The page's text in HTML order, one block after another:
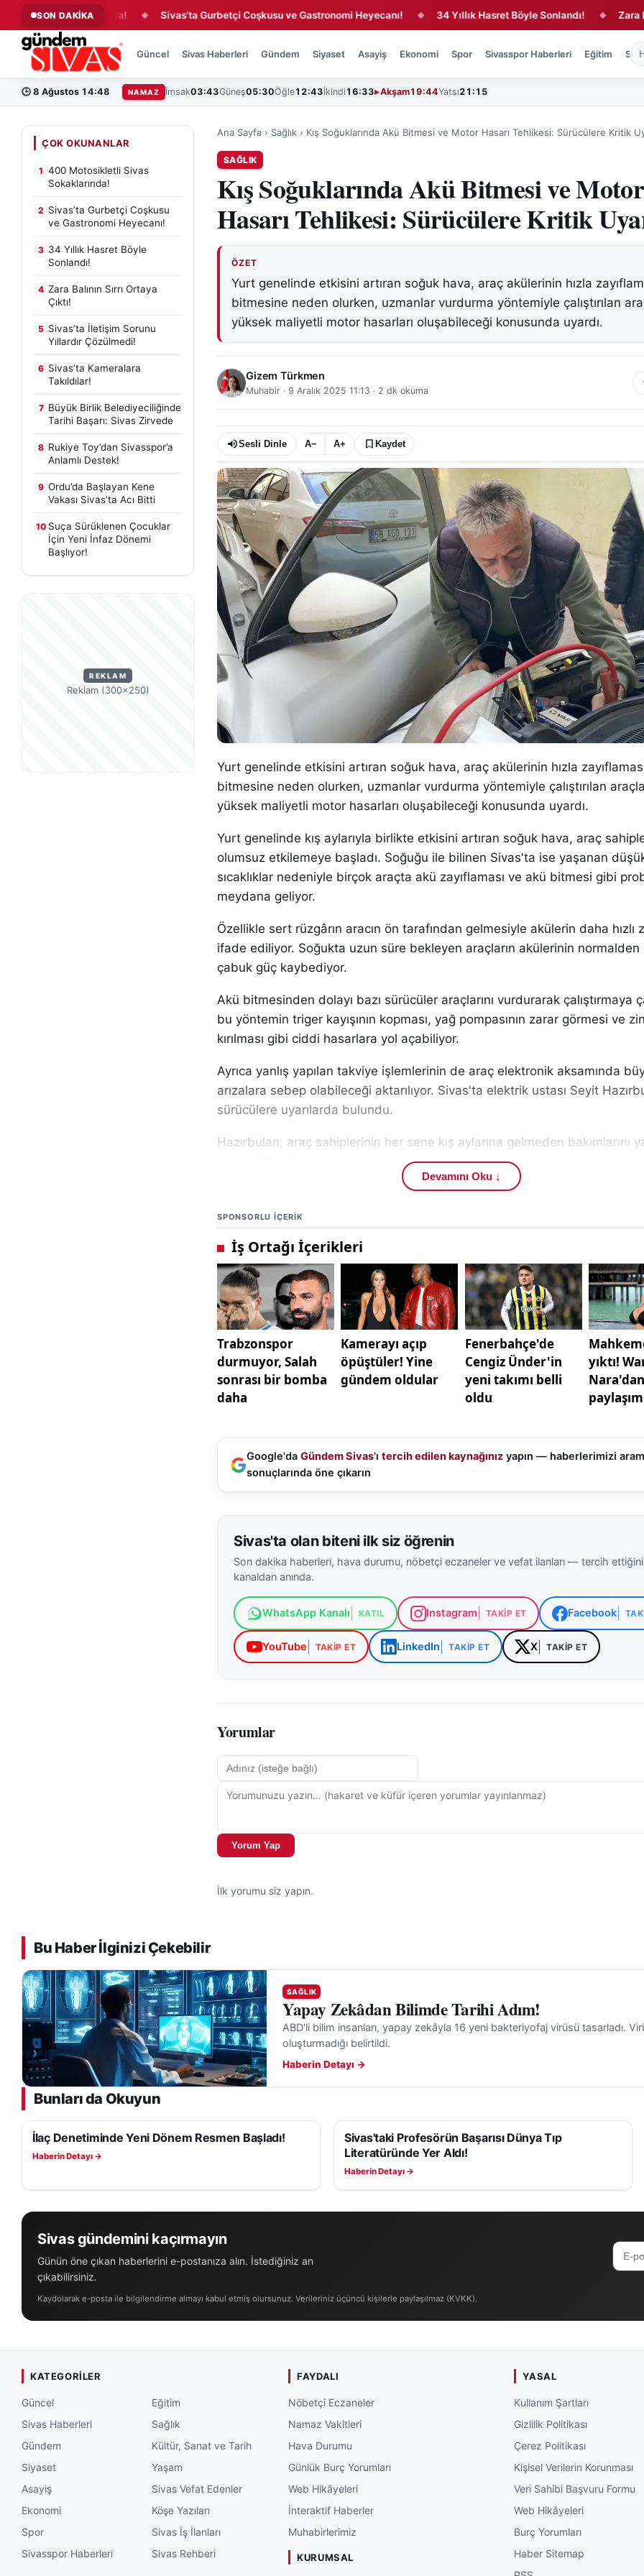
SON DAKİKA
Sokaklarında! Sivas’ta Gurbetçi Coşkusu ve Gastronomi Heyecanı! ◆ 34 Yıllık Hasret Böyle Sonlandı! ◆ Zara Balının
Güncel Sivas Haberleri Gündem Siyaset Asayiş Ekonomi Spor Sivasspor Haberleri Eğitim
🕒 8 Ağustos 14:48 NAMAZ İmsak03:43Güneş05:30Öğle12:43İkindi 16:33 Akşam19:44Yatsı21:15
ÇOK OKUNANLAR
1 400 Motosikletli Sivas
Sokaklarında!
2 Sivas’ta Gurbetçi Coşkusu
ve Gastronomi Heyecanı!
3 34 Yıllık Hasret Böyle
Sonlandı!
4 Zara Balının Sırrı Ortaya
Çıktı!
5 Sivas’ta İletişim Sorunu
Yıllardır Çözülmedi!
6 Sivas’ta Kameralara
Takıldılar!
7 Büyük Birlik Belediyeciliğinde
Tarihi Başarı: Sivas Zirvede
8 Rukiye Toy’dan Sivasspor’a
Anlamlı Destek!
9 Ordu’da Başlayan Kene
Vakası Sivas’ta Acı Bitti
10 Suça Sürüklenen Çocuklar
İçin Yeni İnfaz Dönemi
Başlıyor!
REKLAM
Reklam (300×250)
Ana Sayfa › Sağlık › Kış Soğuklarında Akü Bitmesi ve Motor Hasarı Tehlikesi: Sürücülere Kritik
SAĞLIK
Kış Soğuklarında Akü Bitmesi ve Motor
Hasarı Tehlikesi: Sürücülere Kritik
ÖZET
Yurt genelinde etkisini artıran soğuk hava, araç akülerinin hızla
bitmesine neden olurken, uzmanlar vurdurma yöntemiyle çalıştırılan
yüksek maliyetli motor hasarları oluşabileceği konusunda uyardı.
Gizem Türkmen
Muhabir · 9 Aralık 2025 11:13 · 2 dk okuma
Sesli Dinle A− A+ Kaydet
Yurt genelinde etkisini artıran soğuk hava, araç akülerinin hızla
bitmesine neden olurken, uzmanlar vurdurma yöntemiyle çalıştırılan
yüksek maliyetli motor hasarları oluşabileceği konusunda uyardı.
Yurt genelinde kış aylarıyla birlikte etkisini artıran soğuk hava, araç
olumsuz etkilemeye başladı. Soğuğu ile bilinen Sivas'ta ise yaşanan
sıcaklıklar nedeniyle birçok araçta akü zayıflaması ve akü bitmesi gibi
meydana geliyor.
Özellikle sert rüzgârın aracın ön tarafından gelmesiyle akülerin daha hızlı
ifade ediliyor. Soğukta uzun süre bekleyen araçların akülerinin normalden
çabuk güç kaybediyor.
Akü bitmesinden dolayı bazı sürücüler araçlarını vurdurarak çalıştırmaya
bu yöntemin triger kayışının kopması, yağ pompasının zarar görmesi ve
kırılması gibi ciddi hasarlara yol açabiliyor.
Ayrıca yanlış yapılan takviye işlemlerinin de araç elektronik aksamında
arızalara sebep olabileceği aktarılıyor. Sivas'ta elektrik ustası Seyit
sürücülere uyarılarda bulundu.
Hazırbulan, araç sahiplerinin her sene kış aylarına gelmeden bakımlarını
"Akü bittiği zaman teknisyen çağırılması ya da akünün sökülüp sanayiye
gerekiyor"
dedi.
Aküsü biten aracı vurdurmanın zararlarını söyleyen Seyit Hazırbulan,
"Akü tasarrufu için kışın otomobillerin her gün çalışması gerekiyor. Yatan
otomobillerin de yerine göre garajda ya da dışardaki araçların haftada bir
çalışması gerekiyor. Normalde dışarda duran araçların her gün çalışması
Aküsü biten araçlara baktırmaları lazım, her sene kış aylarına girmeden
yaptırmaları gerek. Arabaların marşlama olayına baktırmaları lazım ki
Şarjlarına, marşlarını kontrol ettirmeleri gerekir. Tabi kışın soğukta durduğu
gibi çok büyük olumsuzluklar meydana geliyor. Bilinçsiz yapıldığı için bu da
da akünün sökülüp sanayiye götürülmesi gerekiyor. Kutup başlarını takviye
zaman artıya artı, eksiye eksi olması gerekiyor. Ters tutulduğu zaman şarj
patlar"
dedi.
Devamını Oku ↓
SPONSORLU IÇERIK
Google'da Gündem Sivas'ı tercih edilen kaynağınız yapın — haberlerimizi
sonuçlarında öne çıkarın
Sivas'ta olan biteni ilk siz öğrenin
Son dakika haberleri, hava durumu, nöbetçi eczaneler ve vefat ilanları — tercih
kanaldan anında.
WhatsApp Kanalı KATIL Instagram TAKIP ET Facebook
YouTube TAKIP ET LinkedIn TAKIP ET X TAKIP ET
Yorumlar
Yorum Yap
İlk yorumu siz yapın.
Bu Haber İlginizi Çekebilir
SAĞLIK
Yapay Zekâdan Bilimde Tarihi Adım!
ABD'li bilim insanları, yapay zekâyla 16 yeni bakteriyofaj virüsü tasarladı.
oluşturmadığı belirtildi.
Haberin Detayı →
Bunları da Okuyun
SAĞLIK
İlaç Denetiminde Yeni Dönem Resmen Başladı!
Haberin Detayı →
SAĞLIK
Sivas'taki Profesörün Başarısı Dünya Tıp
Literatüründe Yer Aldı!
Haberin Detayı →
Sivas gündemini kaçırmayın
Günün öne çıkan haberlerini e-postanıza alın. İstediğiniz an
çıkabilirsiniz.
Kaydolarak e-posta ile bilgilendirme almayı kabul etmiş olursunuz. Verileriniz üçüncü kişilerle paylaşılmaz (KVKK).
KATEGORILER
Güncel
Sivas Haberleri
Gündem
Siyaset
Asayiş
Ekonomi
Spor
Sivasspor Haberleri
Eğitim
Sağlık
Kültür, Sanat ve Tarih
Yaşam
Sivas Vefat Edenler
Köşe Yazıları
Sivas İş İlanları
Sivas Rehberi
FAYDALI
Nöbetçi Eczaneler
Namaz Vakitleri
Hava Durumu
Günlük Burç Yorumları
Web Hikâyeleri
İnteraktif Haberler
Muhabirlerimiz
KURUMSAL
YASAL
Kullanım Şartları
Gizlilik Politikası
Çerez Politikası
Kişisel Verilerin Korunması
Veri Sahibi Başvuru Formu
Web Hikâyeleri
Burç Yorumları
Haber Sitemap